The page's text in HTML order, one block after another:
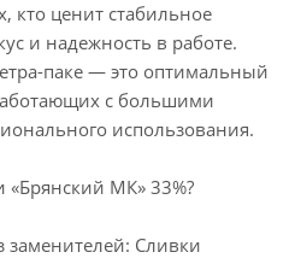
кто ценит стабильное
и надежность в работе.
паке — это оптимальный
с большими
использования.
МК» 33%?
заменителей: Сливки